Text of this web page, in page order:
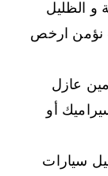
نؤمن ارخص
عازل
أو
سيارات